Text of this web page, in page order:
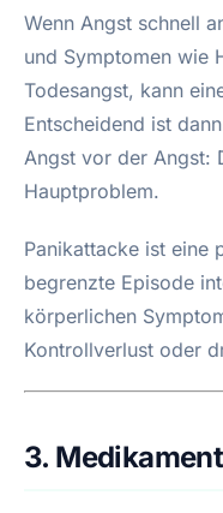
Wenn Angst schnell
und Symptomen wie
Todesangst, kann
Entscheidend ist
Angst vor der Angst:
Hauptproblem.
Panikattacke ist eine
begrenzte Episode
körperlichen
Kontrollverlust oder
3.